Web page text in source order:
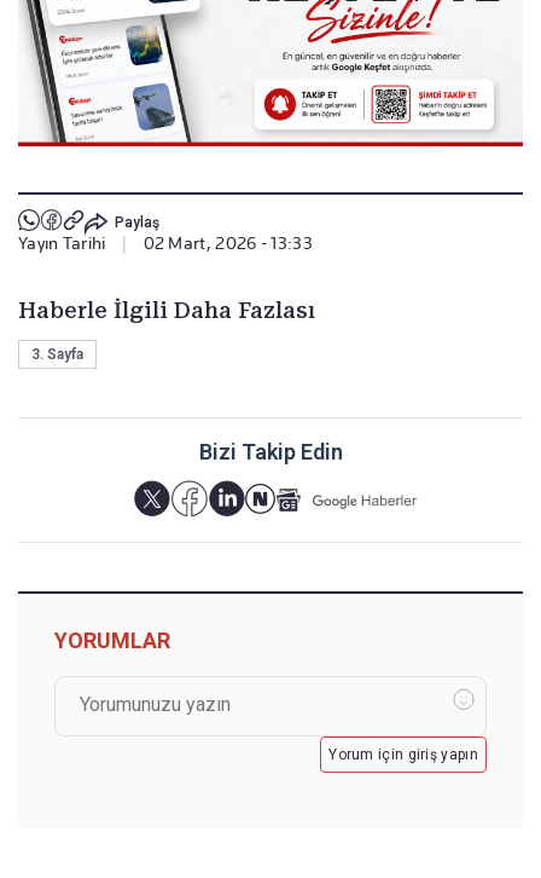
Paylaş
Yayın Tarihi 02 Mart, 2026 - 13:33
Haberle İlgili Daha Fazlası
3. Sayfa
Bizi Takip Edin
YORUMLAR
Yorum için giriş yapın